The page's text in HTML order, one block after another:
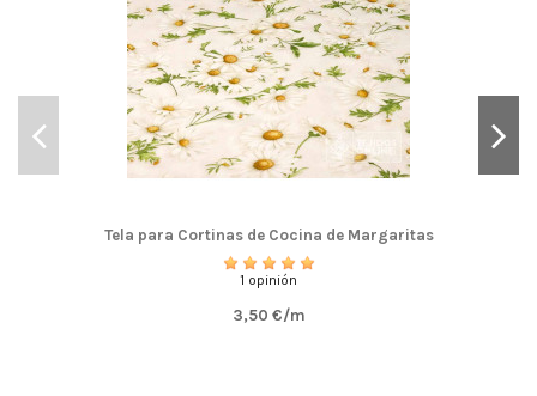
Tela para Cortinas de Cocina de Margaritas
1 opinión
3,50 €/m